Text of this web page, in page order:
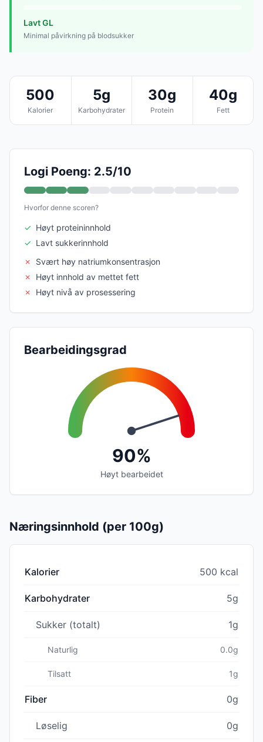
Lavt GL
Minimal påvirkning på blodsukker
500
Kalorier
5g
Karbohydrater
30g
Protein
40g
Fett
Logi Poeng: 2.5/10
Hvorfor denne scoren?
✓ Høyt proteininnhold
✓ Lavt sukkerinnhold
✗
Svært høy natriumkonsentrasjon
✗
Høyt innhold av mettet fett
✗
Høyt nivå av prosessering
Bearbeidingsgrad
90%
Høyt bearbeidet
Næringsinnhold (per 100g)
Kalorier 500 kcal
Karbohydrater 5g
Sukker (totalt) 1g
Naturlig 0.0g
Tilsatt 1g
Fiber 0g
Løselig 0g